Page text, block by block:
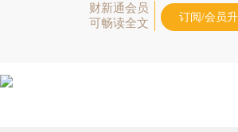
财新通会员
可畅读全文
订阅/会员